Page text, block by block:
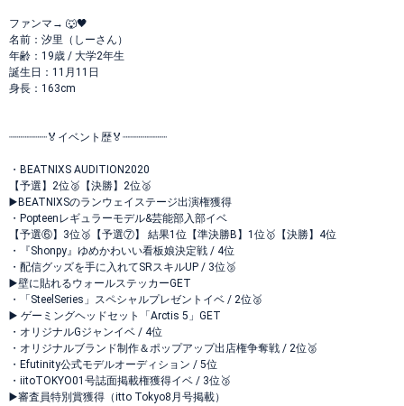
ファンマ→ 🐺🖤
‪名前：汐里（しーさん）
年齢：19歳 / 大学2年生
誕生日：11月11日
身長：163cm
┈┈┈┈┈┈🏅イベント歴🏅┈┈┈┈┈┈┈
・BEATNIXS AUDITION2020
【予選】2位🥈【決勝】2位🥈
▶️BEATNIXSのランウェイステージ出演権獲得
・Popteenレギュラーモデル&芸能部入部イベ
【予選⑥】3位🥉【予選⑦】 結果1位【準決勝B】1位🥇【決勝】4位
・『Shonpy』ゆめかわいい看板娘決定戦 / 4位
・配信グッズを手に入れてSRスキルUP / 3位🥉
▶️壁に貼れるウォールステッカーGET
・「SteelSeries」スペシャルプレゼントイベ / 2位🥈
▶️ ゲーミングヘッドセット「Arctis 5」GET
・オリジナルGジャンイベ / 4位
・オリジナルブランド制作＆ポップアップ出店権争奪戦 / 2位🥈
・Efutinity公式モデルオーディション / 5位
・iitoTOKYO01号誌面掲載権獲得イベ / 3位🥉
▶️審査員特別賞獲得（itto Tokyo8月号掲載）